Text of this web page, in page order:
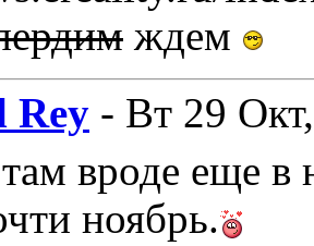
ждем
Rey - Вт 29
вроде еще в
ноябрь.